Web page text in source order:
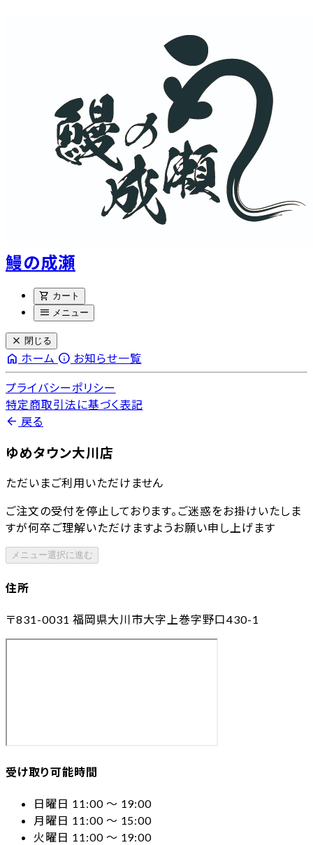
鰻の成瀬
shopping_cart カート
menu メニュー
close 閉じる
home ホーム info お知らせ一覧
プライバシーポリシー
特定商取引法に基づく表記
arrow_back 戻る
ゆめタウン大川店
ただいまご利用いただけません
ご注文の受付を停止しております。ご迷惑をお掛けいたしま
すが何卒ご理解いただけますようお願い申し上げます
メニュー選択に進む
住所
〒831-0031 福岡県大川市大字上巻字野口430-1
受け取り可能時間
日曜日 11:00 〜 19:00
月曜日 11:00 〜 15:00
火曜日 11:00 〜 19:00